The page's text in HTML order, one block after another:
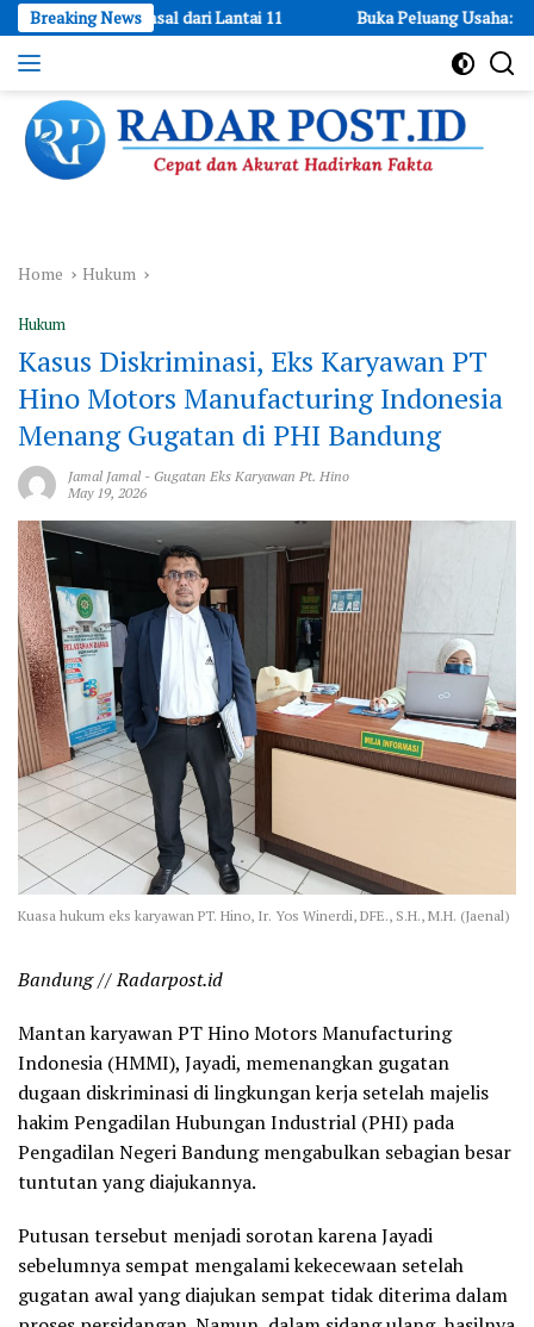
Skip
to
content
Breaking News
Berasal dari Lantai 11 Buka Peluang Usaha: LPEKIN
dan
Akurat
Hadirkan
Fakta
Home Hukum
Hukum
Kasus Diskriminasi, Eks Karyawan PT
Hino Motors Manufacturing Indonesia
Menang Gugatan di PHI Bandung
Jamal Jamal - Gugatan Eks Karyawan Pt. Hino
May 19, 2026
Kuasa hukum eks karyawan PT. Hino, Ir. Yos Winerdi, DFE., S.H., M.H. (Jaenal)
Bandung // Radarpost.id
Mantan karyawan PT Hino Motors Manufacturing
Indonesia (HMMI), Jayadi, memenangkan gugatan
dugaan diskriminasi di lingkungan kerja setelah majelis
hakim Pengadilan Hubungan Industrial (PHI) pada
Pengadilan Negeri Bandung mengabulkan sebagian besar
tuntutan yang diajukannya.
Putusan tersebut menjadi sorotan karena Jayadi
sebelumnya sempat mengalami kekecewaan setelah
gugatan awal yang diajukan sempat tidak diterima dalam